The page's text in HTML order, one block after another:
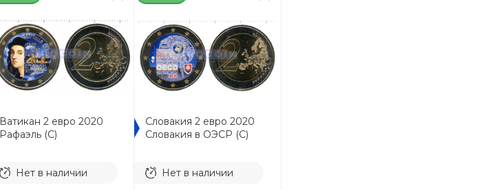
Ватикан 2 евро 2020
Рафаэль (C)
Нет в наличии
Словакия 2 евро 2020
Словакия в ОЭСР (C)
Нет в наличии